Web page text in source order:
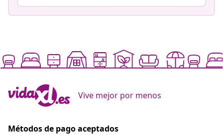
Vive mejor por menos
Métodos de pago aceptados